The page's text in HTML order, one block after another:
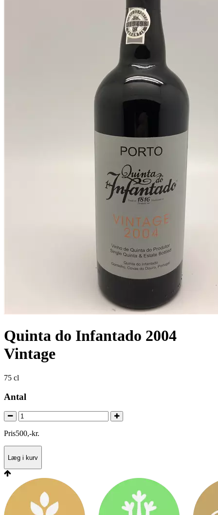
Quinta do Infantado 2004
Vintage
75 cl
Antal
Pris500,-kr.
Læg i kurv